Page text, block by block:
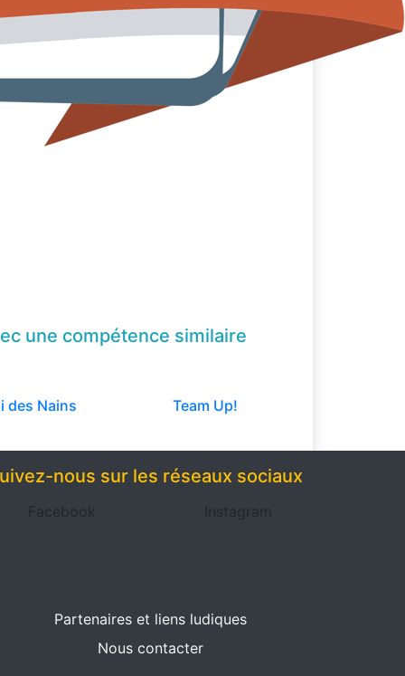
une compétence similaire
des Nains Team Up!
nous sur les réseaux sociaux
Facebook Instagram
Partenaires et liens ludiques
Nous contacter